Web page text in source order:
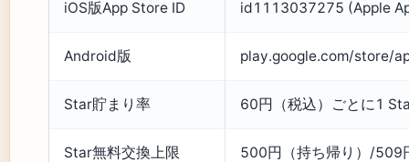
iOS版App Store ID id1113037275 (Apple
Android版 play.google.com/store/
Star貯まり率 60円（税込）ごとに1
Star無料交換上限 500円（持ち帰り）/509